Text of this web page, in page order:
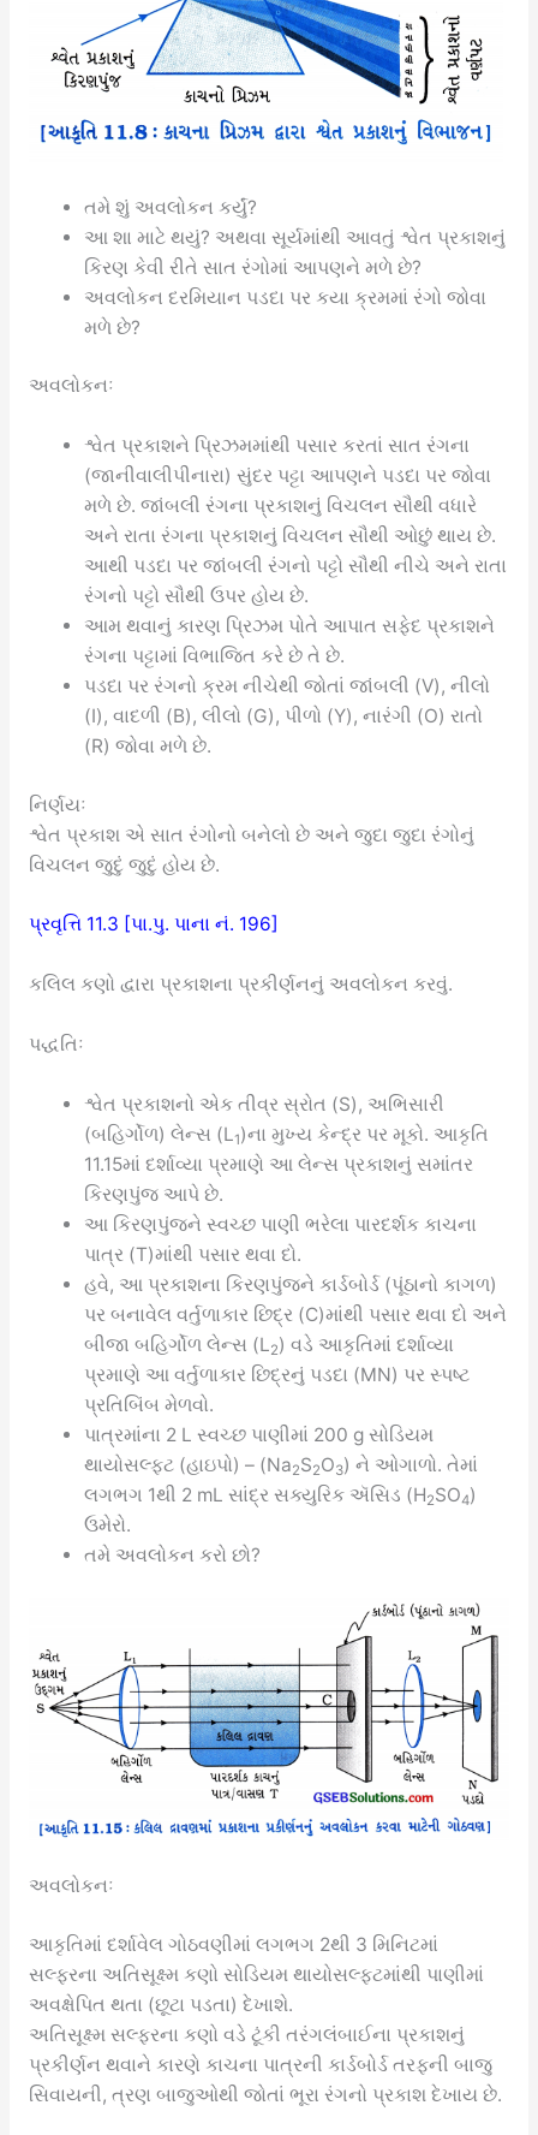
તમે શું અવલોકન કર્યું?
આ શા માટે થયું? અથવા સૂર્યમાંથી આવતું શ્વેત પ્રકાશનું
કિરણ કેવી રીતે સાત રંગોમાં આપણને મળે છે?
અવલોકન દરમિયાન પડદા પર કયા ક્રમમાં રંગો જોવા
મળે છે?
અવલોકનઃ
શ્વેત પ્રકાશને પ્રિઝમમાંથી પસાર કરતાં સાત રંગના
(જાનીવાલીપીનારા) સુંદર પટ્ટા આપણને પડદા પર જોવા
મળે છે. જાંબલી રંગના પ્રકાશનું વિચલન સૌથી વધારે
અને રાતા રંગના પ્રકાશનું વિચલન સૌથી ઓછું થાય છે.
આથી પડદા પર જાંબલી રંગનો પટ્ટો સૌથી નીચે અને રાતા
રંગનો પટ્ટો સૌથી ઉપર હોય છે.
આમ થવાનું કારણ પ્રિઝમ પોતે આપાત સફેદ પ્રકાશને
રંગના પટ્ટામાં વિભાજિત કરે છે તે છે.
પડદા પર રંગનો ક્રમ નીચેથી જોતાં જાંબલી (V), નીલો
(I), વાદળી (B), લીલો (G), પીળો (Y), નારંગી (O) રાતો
(R) જોવા મળે છે.
નિર્ણયઃ
શ્વેત પ્રકાશ એ સાત રંગોનો બનેલો છે અને જુદા જુદા રંગોનું
વિચલન જુદું જુદું હોય છે.
પ્રવૃત્તિ 11.3 [પા.પુ. પાના નં. 196]
કલિલ કણો દ્વારા પ્રકાશના પ્રકીર્ણનનું અવલોકન કરવું.
પદ્ધતિઃ
શ્વેત પ્રકાશનો એક તીવ્ર સ્રોત (S), અભિસારી
(બહિર્ગોળ) લેન્સ (L1)ના મુખ્ય કેન્દ્ર પર મૂકો. આકૃતિ
11.15માં દર્શાવ્યા પ્રમાણે આ લેન્સ પ્રકાશનું સમાંતર
કિરણપુંજ આપે છે.
આ કિરણપુંજને સ્વચ્છ પાણી ભરેલા પારદર્શક કાચના
પાત્ર (T)માંથી પસાર થવા દો.
હવે, આ પ્રકાશના કિરણપુંજને કાર્ડબોર્ડ (પૂંઠાનો કાગળ)
પર બનાવેલ વર્તુળાકાર છિદ્ર (C)માંથી પસાર થવા દો અને
બીજા બહિર્ગોળ લેન્સ (L2) વડે આકૃતિમાં દર્શાવ્યા
પ્રમાણે આ વર્તુળાકાર છિદ્રનું પડદા (MN) પર સ્પષ્ટ
પ્રતિબિંબ મેળવો.
પાત્રમાંના 2 L સ્વચ્છ પાણીમાં 200 g સોડિયમ
થાયોસલ્ફટ (હાઇપો) – (Na2S2O3) ને ઓગાળો. તેમાં
લગભગ 1થી 2 mL સાંદ્ર સક્યુરિક ઍસિડ (H2SO4)
ઉમેરો.
તમે અવલોકન કરો છો?
અવલોકનઃ
આકૃતિમાં દર્શાવેલ ગોઠવણીમાં લગભગ 2થી 3 મિનિટમાં
સલ્ફરના અતિસૂક્ષ્મ કણો સોડિયમ થાયોસલ્ફટમાંથી પાણીમાં
અવક્ષેપિત થતા (છૂટા પડતા) દેખાશે.
અતિસૂક્ષ્મ સલ્ફરના કણો વડે ટૂંકી તરંગલંબાઈના પ્રકાશનું
પ્રકીર્ણન થવાને કારણે કાચના પાત્રની કાર્ડબોર્ડ તરફની બાજુ
સિવાયની, ત્રણ બાજુઓથી જોતાં ભૂરા રંગનો પ્રકાશ દેખાય છે.